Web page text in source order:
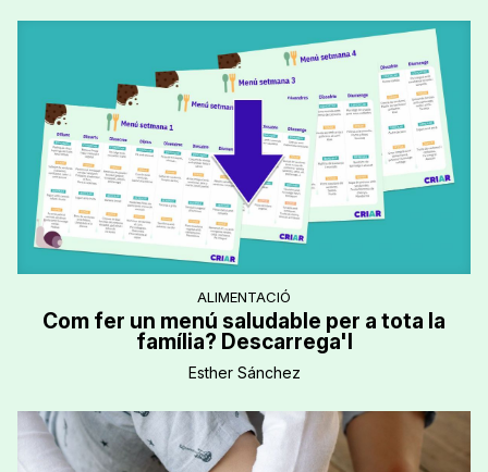
ALIMENTACIÓ
Com fer un menú saludable per a tota la
família? Descarrega'l
Esther Sánchez